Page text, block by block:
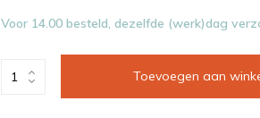
Voor 14.00 besteld, dezelfde (werk)dag
Toevoegen aan